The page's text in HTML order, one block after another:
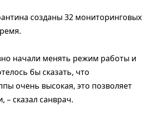
созданы 32 мониторинговых
начали менять режим работы и
бы сказать, что
очень высокая, это позволяет
сказал санврач.